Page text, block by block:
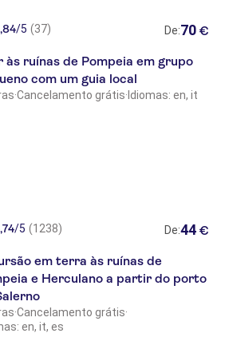
Degli Aranci
Hotel
II
/5 (37) De:70 €
às ruínas de Pompeia em grupo
com um guia local
·Cancelamento grátis· Idiomas: en, it
/5 (1238) De:44 €
em terra às ruínas de
e Herculano a partir do porto
·Cancelamento grátis·
en, it, es